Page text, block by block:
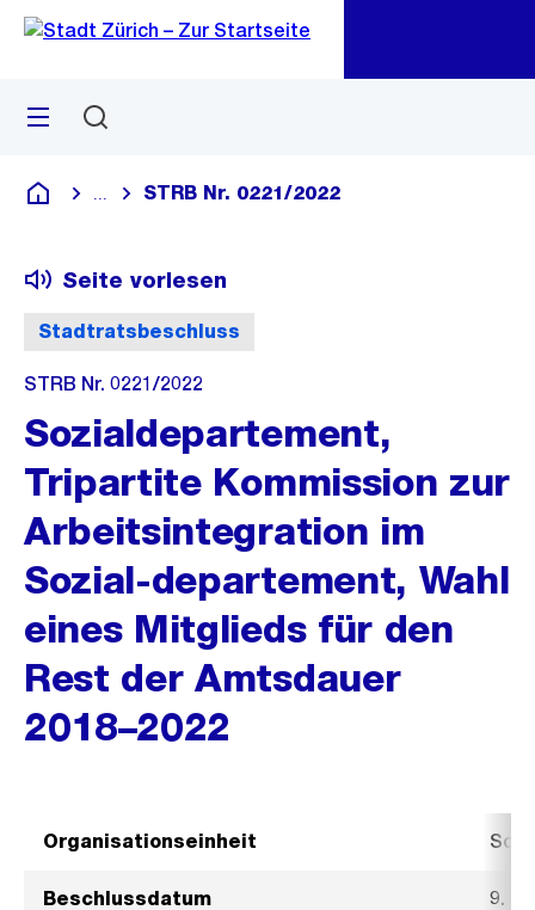
Navigation
Sprunglink
Menü
Deutsch
Blende alle Breadcrumbs ein
STRB Nr. 0221/2022
Stadtratsbeschluss
Seite vorlesen
STRB Nr. 0221/2022
Sozialdepartement,
Tripartite Kommission zur
Arbeitsintegration im
Sozial-departement, Wahl
eines Mitglieds für den
Rest der Amtsdauer
2018–2022
Organisationseinheit
Beschlussdatum 9.